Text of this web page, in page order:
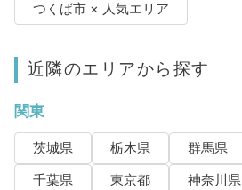
つくば市 × 人気エリア
近隣のエリアから探す
関東
茨城県 栃木県 群馬県
千葉県
東京都 神奈川県